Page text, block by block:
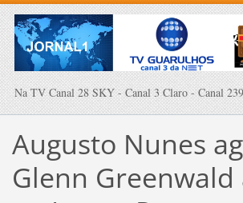
Na TV Canal 28 SKY - Canal 3 Claro - Canal
Augusto Nunes
Glenn Greenwald